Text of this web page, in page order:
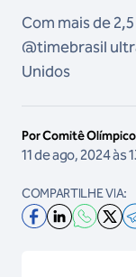
Com mais de
@timebrasil
Unidos
Por Comitê
11 de ago, 2024 às
COMPARTILHE VIA: